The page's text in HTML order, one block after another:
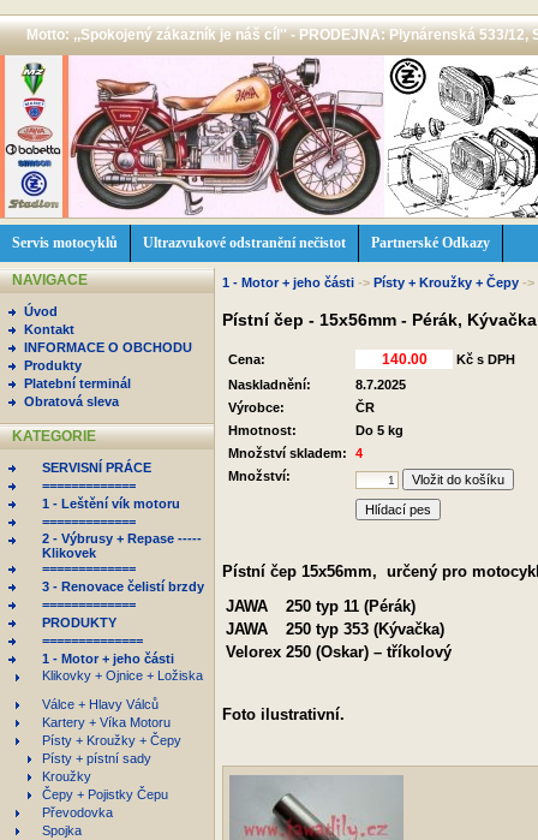
Motto: ,,Spokojený zákazník je náš cíl'' - PRODEJNA: Plynárenská 533/12,
Servis motocyklů Ultrazvukové odstranění nečistot Partnerské Odkazy
NAVIGACE
Úvod
Kontakt
INFORMACE O OBCHODU
Produkty
Platební terminál
Obratová sleva
KATEGORIE
SERVISNÍ PRÁCE
=============
1 - Leštění vík motoru
=============
2 - Výbrusy + Repase -----
Klikovek
=============
3 - Renovace čelistí brzdy
=============
PRODUKTY
==============
1 - Motor + jeho části
Klikovky + Ojnice + Ložiska
Válce + Hlavy Válců
Kartery + Víka Motoru
Písty + Kroužky + Čepy
Písty + pístní sady
Kroužky
Čepy + Pojistky Čepu
Převodovka
Spojka
1 - Motor + jeho části -> Písty + Kroužky + Čepy ->
Pístní čep - 15x56mm - Pérák,
Cena:
Kč s DPH
Naskladnění:
8.7.2025
Výrobce:
ČR
Hmotnost:
Do 5 kg
Množství skladem:
4
Množství:
Hlídací pes
Pístní čep 15x56mm, určený pro
JAWA
250 typ 11 (Pérák)
JAWA
250 typ 353 (Kývačka)
Velorex 250 (Oskar) – tříkolový
Foto ilustrativní.